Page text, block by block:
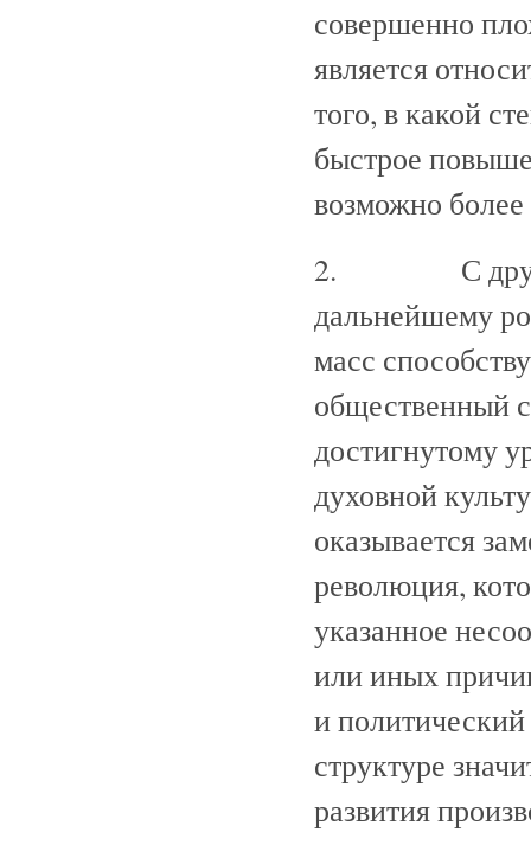
совершенно
является
того, в какой
быстрое
возможно
2. С другой
дальнейшему
масс
общественный
достигнутому
духовной
оказывается
революция,
указанное
или иных
и
структуре
развития